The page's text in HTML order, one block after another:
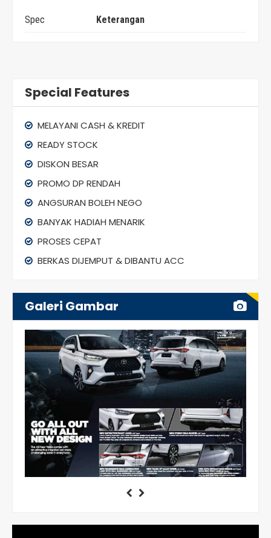
Spec Keterangan
Special Features
MELAYANI CASH & KREDIT
READY STOCK
DISKON BESAR
PROMO DP RENDAH
ANGSURAN BOLEH NEGO
BANYAK HADIAH MENARIK
PROSES CEPAT
BERKAS DIJEMPUT & DIBANTU ACC
Galeri Gambar